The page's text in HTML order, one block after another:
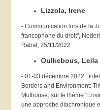
Lizzola, Irene
- Communication lors de la
francophone du droit",
Rabat, 25/11/2022
Oulkebous, Leila
- 01-03 décembre 2022 :
Borders and Environment:
Mulhouse, sur le thème
une approche diachronique